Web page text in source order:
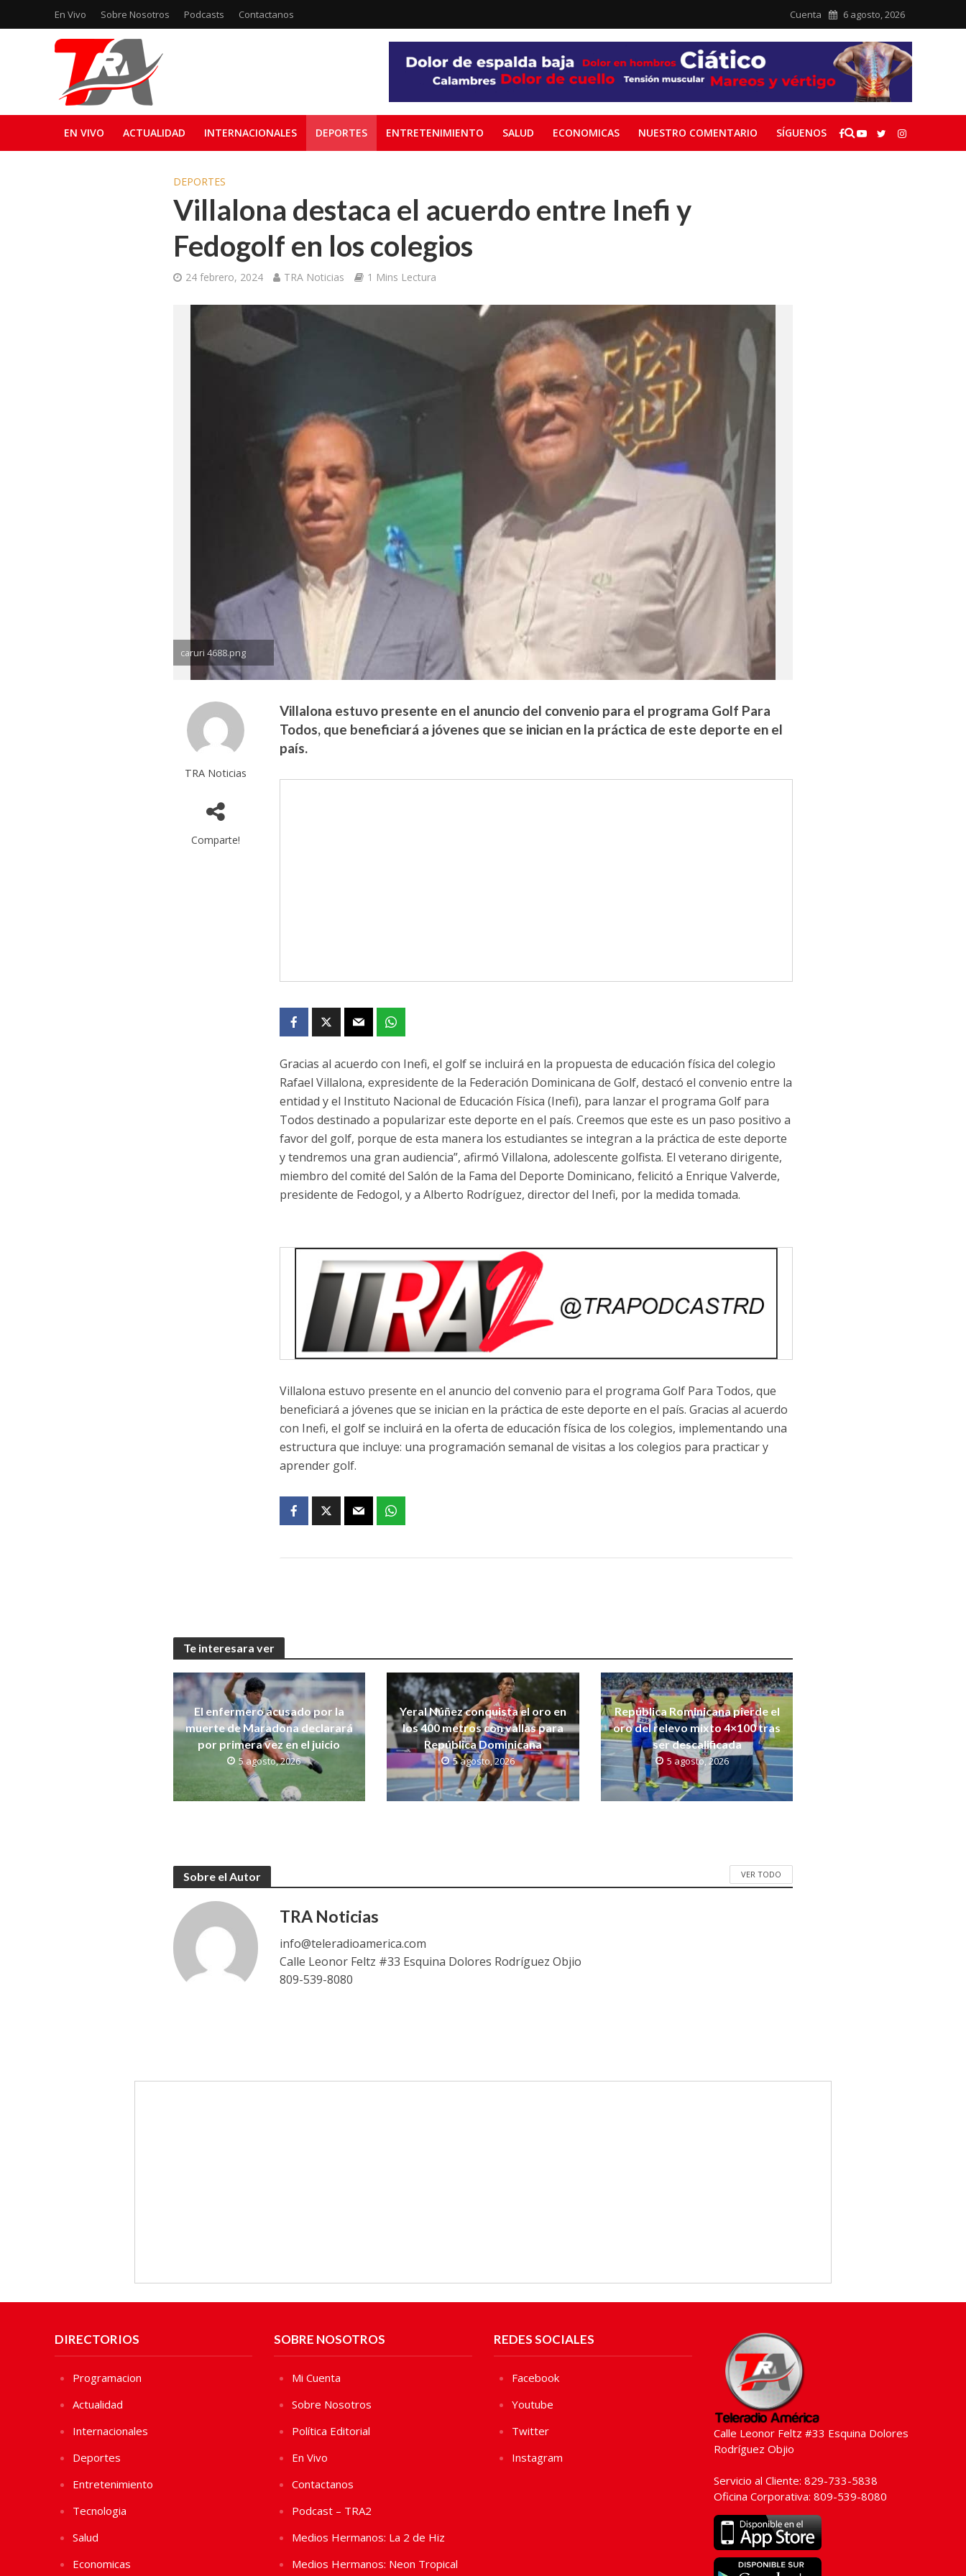
En Vivo Sobre Nosotros Podcasts Contactanos Cuenta 6 agosto, 2026
EN VIVO ACTUALIDAD INTERNACIONALES DEPORTES ENTRETENIMIENTO SALUD ECONOMICAS NUESTRO COMENTARIO SÍGUENOS
DEPORTES
Villalona destaca el acuerdo entre Inefi y
Fedogolf en los colegios
24 febrero, 2024 TRA Noticias 1 Mins Lectura
caruri 4688.png
TRA Noticias
Comparte!
Villalona estuvo presente en el anuncio del convenio para el programa Golf Para
Todos, que beneficiará a jóvenes que se inician en la práctica de este deporte en el
país.
Gracias al acuerdo con Inefi, el golf se incluirá en la propuesta de educación física del colegio
Rafael Villalona, ​​expresidente de la Federación Dominicana de Golf, destacó el convenio entre la
entidad y el Instituto Nacional de Educación Física (Inefi), para lanzar el programa Golf para
Todos destinado a popularizar este deporte en el país. Creemos que este es un paso positivo a
favor del golf, porque de esta manera los estudiantes se integran a la práctica de este deporte
y tendremos una gran audiencia”, afirmó Villalona, ​​adolescente golfista. El veterano dirigente,
miembro del comité del Salón de la Fama del Deporte Dominicano, felicitó a Enrique Valverde,
presidente de Fedogol, y a Alberto Rodríguez, director del Inefi, por la medida tomada.
Villalona estuvo presente en el anuncio del convenio para el programa Golf Para Todos, que
beneficiará a jóvenes que se inician en la práctica de este deporte en el país. Gracias al acuerdo
con Inefi, el golf se incluirá en la oferta de educación física de los colegios, implementando una
estructura que incluye: una programación semanal de visitas a los colegios para practicar y
aprender golf.
Te interesara ver
El enfermero acusado por la
muerte de Maradona declarará
por primera vez en el juicio
5 agosto, 2026
Yeral Núñez conquista el oro en
los 400 metros con vallas para
República Dominicana
5 agosto, 2026
República Rominicana pierde el
oro del relevo mixto 4×100 tras
ser descalificada
5 agosto, 2026
Sobre el Autor VER TODO
TRA Noticias
info@teleradioamerica.com
Calle Leonor Feltz #33 Esquina Dolores Rodríguez Objio
809-539-8080
DIRECTORIOS
Programacion
Actualidad
Internacionales
Deportes
Entretenimiento
Tecnologia
Salud
Economicas
SOBRE NOSOTROS
Mi Cuenta
Sobre Nosotros
Política Editorial
En Vivo
Contactanos
Podcast – TRA2
Medios Hermanos: La 2 de Hiz
Medios Hermanos: Neon Tropical
REDES SOCIALES
Facebook
Youtube
Twitter
Instagram
Calle Leonor Feltz #33 Esquina Dolores
Rodríguez Objio
Servicio al Cliente: 829-733-5838
Oficina Corporativa: 809-539-8080